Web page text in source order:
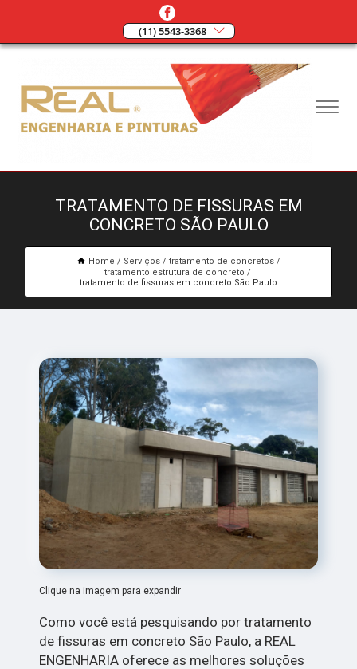
(11) 5543-3368
TRATAMENTO DE FISSURAS EM
CONCRETO SÃO PAULO
Home Serviços
tratamento de concretos
tratamento estrutura de concreto
tratamento de fissuras em concreto São Paulo
Clique na imagem para expandir
Como você está pesquisando por tratamento
de fissuras em concreto São Paulo, a REAL
ENGENHARIA oferece as melhores soluções